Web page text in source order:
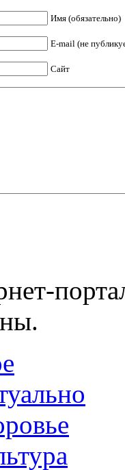
Имя (обязательно)
E-mail (не
Сайт